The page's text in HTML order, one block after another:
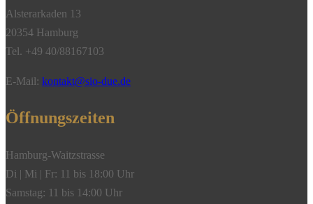
Alsterarkaden 13
20354 Hamburg
Tel. +49 40/88167103
E-Mail: kontakt@sio-due.de
Öffnungszeiten
Hamburg-Waitzstrasse
Di | Mi | Fr: 11 bis 18:00 Uhr
Samstag: 11 bis 14:00 Uhr